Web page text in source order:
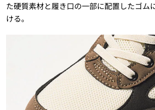
た硬質素材と履き口の一部に配置したゴム
ける。